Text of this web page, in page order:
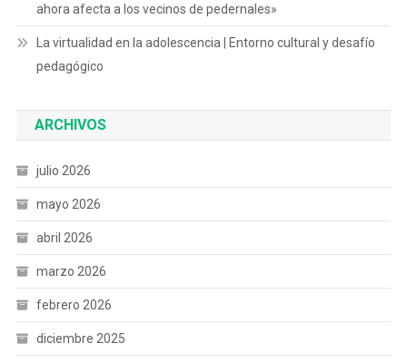
ahora afecta a los vecinos de pedernales»
La virtualidad en la adolescencia | Entorno cultural y desafío
pedagógico
ARCHIVOS
julio 2026
mayo 2026
abril 2026
marzo 2026
febrero 2026
diciembre 2025